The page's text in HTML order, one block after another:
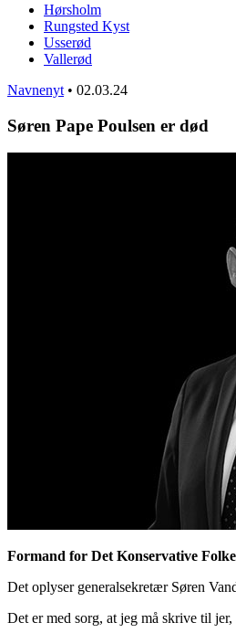
Hørsholm
Rungsted Kyst
Usserød
Vallerød
Navnenyt • 02.03.24
Søren Pape Poulsen er død
Formand for Det Konservative
Det oplyser generalsekretær Søren
Det er med sorg, at jeg må skrive til